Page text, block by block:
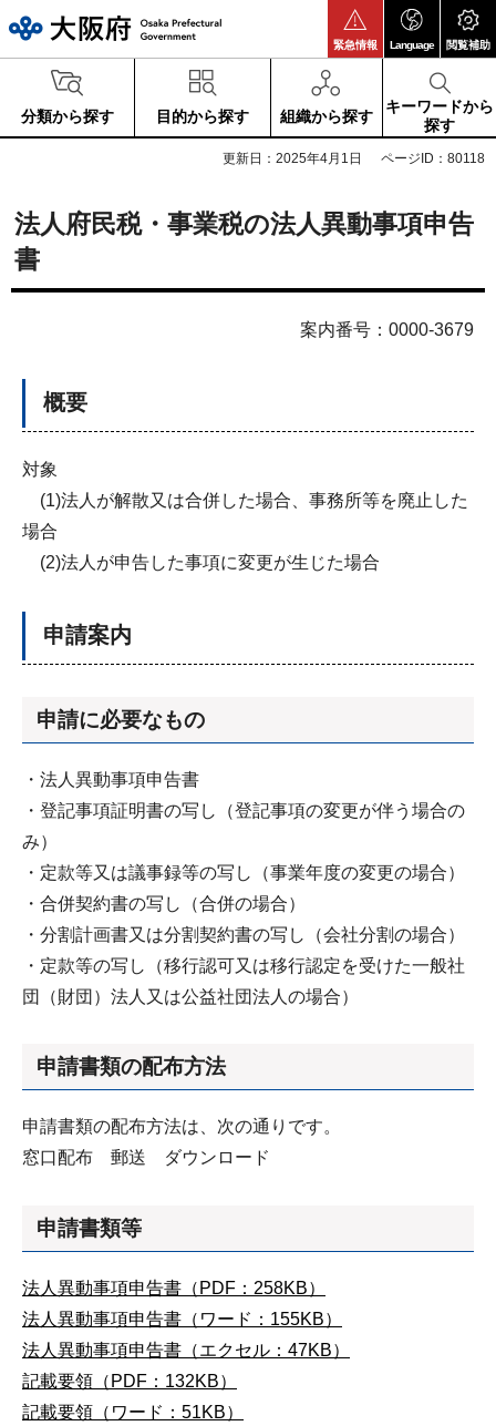
緊急情報 Language 閲覧補助
分類から探す 目的から探す 組織から探す
キーワードから
探す
更新日：2025年4月1日 ページID：80118
法人府民税・事業税の法人異動事項申告
書
案内番号：0000-3679
概要
対象
(1)法人が解散又は合併した場合、事務所等を廃止した
場合
(2)法人が申告した事項に変更が生じた場合
申請案内
申請に必要なもの
・法人異動事項申告書
・登記事項証明書の写し（登記事項の変更が伴う場合の
み）
・定款等又は議事録等の写し（事業年度の変更の場合）
・合併契約書の写し（合併の場合）
・分割計画書又は分割契約書の写し（会社分割の場合）
・定款等の写し（移行認可又は移行認定を受けた一般社
団（財団）法人又は公益社団法人の場合）
申請書類の配布方法
申請書類の配布方法は、次の通りです。
窓口配布 郵送 ダウンロード
申請書類等
法人異動事項申告書（PDF：258KB）
法人異動事項申告書（ワード：155KB）
法人異動事項申告書（エクセル：47KB）
記載要領（PDF：132KB）
記載要領（ワード：51KB）